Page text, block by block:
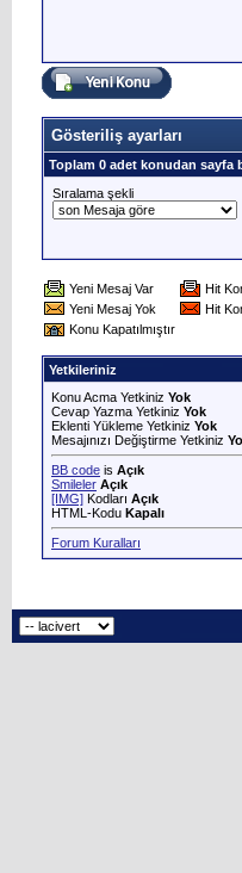
Gösteriliş ayarları
Toplam 0 adet konudan sayfa
Sıralama şekli
Yeni Mesaj Var
Hit
Yeni Mesaj Yok
Hit
Konu Kapatılmıştır
Yetkileriniz
Konu Acma Yetkiniz Yok
Cevap Yazma Yetkiniz Yok
Eklenti Yükleme Yetkiniz Yok
Mesajınızı Değiştirme Yetkiniz
BB code is Açık
Smileler Açık
[IMG] Kodları Açık
HTML-Kodu Kapalı
Forum Kuralları